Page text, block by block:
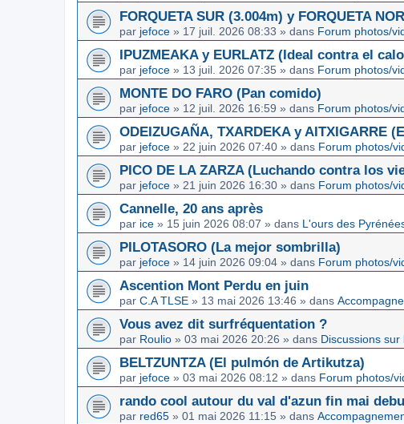
FORQUETA SUR (3.004m) y FORQUETA
par jefoce » 17 juil. 2026 08:33 » dans Forum photos/
IPUZMEAKA y EURLATZ (Ideal contra el
par jefoce » 13 juil. 2026 07:35 » dans Forum photos/
MONTE DO FARO (Pan comido)
par jefoce » 12 juil. 2026 16:59 » dans Forum photos/
ODEIZUGAÑA, TXARDEKA y AITXIGARRE
par jefoce » 22 juin 2026 07:40 » dans Forum photos/
PICO DE LA ZARZA (Luchando contra los
par jefoce » 21 juin 2026 16:30 » dans Forum photos/
Cannelle, 20 ans après
par ice » 15 juin 2026 08:07 » dans L'ours des
PILOTASORO (La mejor sombrilla)
par jefoce » 14 juin 2026 09:04 » dans Forum photos/
Ascention Mont Perdu en juin
par C.A TLSE » 13 mai 2026 13:46 » dans
Vous avez dit surfréquentation ?
par Roulio » 03 mai 2026 20:26 » dans Discussions
BELTZUNTZA (El pulmón de Artikutza)
par jefoce » 03 mai 2026 08:12 » dans Forum photos/
rando cool autour du val d'azun fin mai
par red65 » 01 mai 2026 11:15 » dans